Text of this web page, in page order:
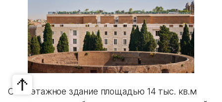
Семиэтажное здание площадью 14 тыс. кв.м